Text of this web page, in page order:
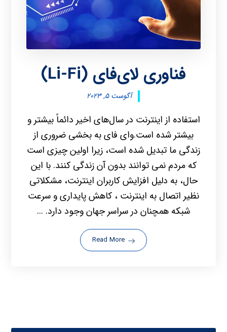
فناوری لای‌فای (Li-Fi)
آگوست ۵, ۲۰۲۳
استفاده از اینترنت در سال‌های اخیر دائماً بیشتر و
بیشتر شده است.وای فای به بخشی ضروری از
زندگی ما تبدیل شده است، زیرا اولین چیزی است
که مردم نمی توانند بدون آن زندگی کنند. با این
حال، به دلیل افزایش کاربران اینترنت، مشکلاتی
نظیر اتصال به اینترنت ، کاهش پایداری و سرعت
شبکه همچنان در سراسر جهان وجود دارد. ...
Read More